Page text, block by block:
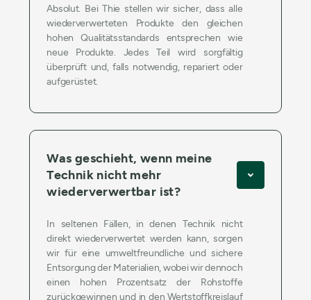
Absolut. Bei Thie stellen wir sicher, dass alle
wiederverwerteten Produkte den gleichen
hohen Qualitätsstandards entsprechen wie
neue Produkte. Jedes Teil wird sorgfältig
überprüft und, falls notwendig, repariert oder
aufgerüstet.
Was geschieht, wenn meine
Technik nicht mehr
wiederverwertbar ist?
In seltenen Fällen, in denen Technik nicht
direkt wiederverwertet werden kann, sorgen
wir für eine umweltfreundliche und sichere
Entsorgung der Materialien, wobei wir dennoch
einen hohen Prozentsatz der Rohstoffe
zurückgewinnen und in den Wertstoffkreislauf